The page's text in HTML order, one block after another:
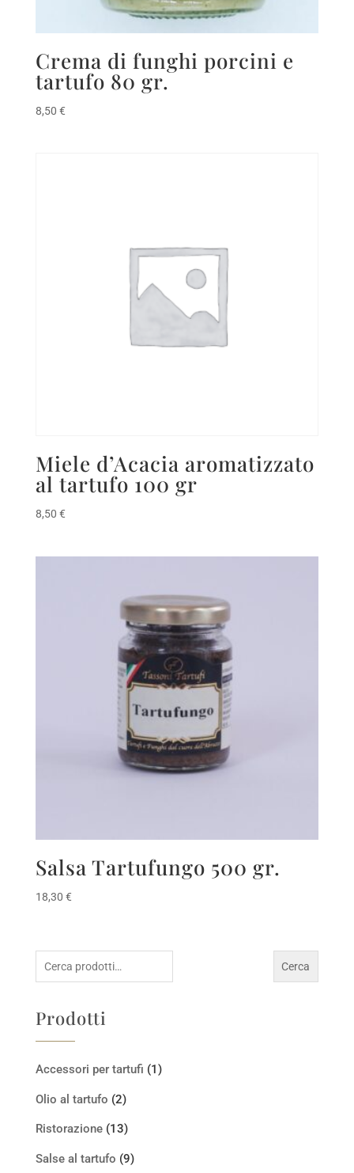
Crema di funghi porcini e
tartufo 80 gr.
8,50 €
Miele d’Acacia aromatizzato
al tartufo 100 gr
8,50 €
Salsa Tartufungo 500 gr.
18,30 €
Cerca: Cerca
Prodotti
Accessori per tartufi (1)
Olio al tartufo (2)
Ristorazione (13)
Salse al tartufo (9)